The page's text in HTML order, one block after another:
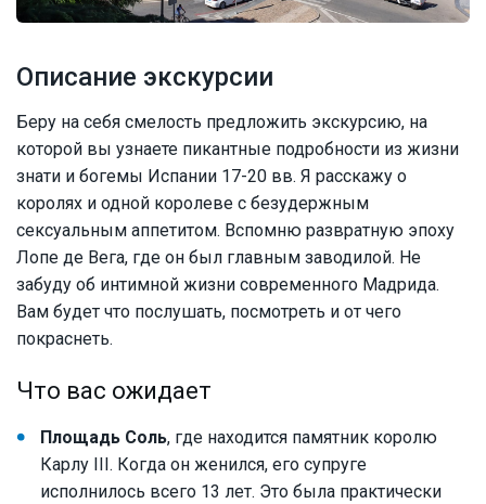
Описание экскурсии
Беру на себя смелость предложить экскурсию, на
которой вы узнаете пикантные подробности из жизни
знати и богемы Испании 17-20 вв. Я расскажу о
королях и одной королеве с безудержным
сексуальным аппетитом. Вспомню развратную эпоху
Лопе де Вега, где он был главным заводилой. Не
забуду об интимной жизни современного Мадрида.
Вам будет что послушать, посмотреть и от чего
покраснеть.
Что вас ожидает
Площадь Соль, где находится памятник королю
Карлу III. Когда он женился, его супруге
исполнилось всего 13 лет. Это была практически